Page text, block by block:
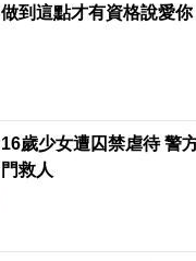
做到這點才有資格說愛你
16歲少女遭囚禁虐待 警
門救人